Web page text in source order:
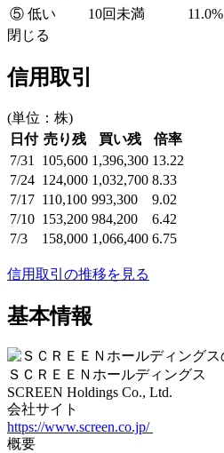
⑤ 低い
10回未満
11.0%
閉じる
信用取引
(単位：株)
日付 売り残 買い残
倍率
7/31
105,600 1,396,300 13.22
7/24 124,000 1,032,700 8.33
7/17 110,100 993,300
9.02
7/10 153,200 984,200
6.42
7/3
158,000 1,066,400 6.75
信用取引の推移を見る
基本情報
ＳＣＲＥＥＮホールディングス
SCREEN Holdings Co., Ltd.
会社サイト
https://www.screen.co.jp/
概要